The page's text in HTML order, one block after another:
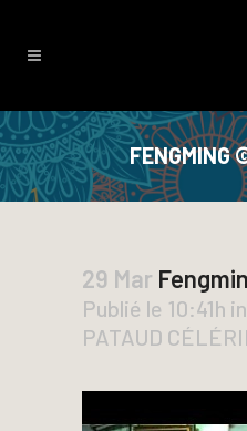
FENGMING
29 Mar
Publié le 10:41h in
PATAUD